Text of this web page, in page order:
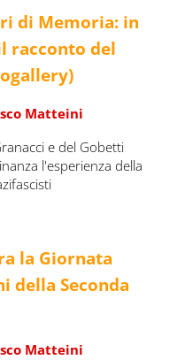
di Memoria: in
racconto del
Matteini
e del Gobetti
l'esperienza della
la Giornata
della Seconda
Matteini